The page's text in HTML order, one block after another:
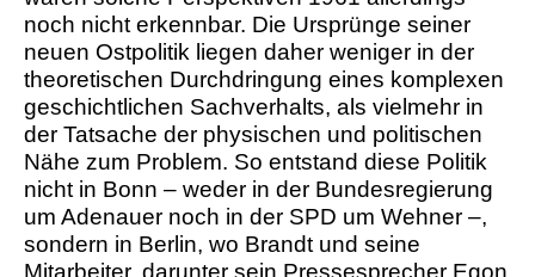
noch nicht erkennbar. Die Ursprünge seiner
neuen Ostpolitik liegen daher weniger in der
theoretischen Durchdringung eines komplexen
geschichtlichen Sachverhalts, als vielmehr in
der Tatsache der physischen und politischen
Nähe zum Problem. So entstand diese Politik
nicht in Bonn – weder in der Bundesregierung
um Adenauer noch in der SPD um Wehner –,
sondern in Berlin, wo Brandt und seine
Mitarbeiter, darunter sein Pressesprecher Egon